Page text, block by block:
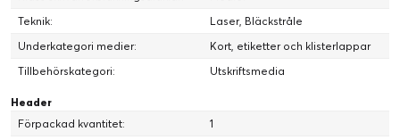
Teknik:
Laser, Bläckstråle
Underkategori medier:
Kort, etiketter och klisterlappar
Tillbehörskategori:
Utskriftsmedia
Header
Förpackad kvantitet:
1